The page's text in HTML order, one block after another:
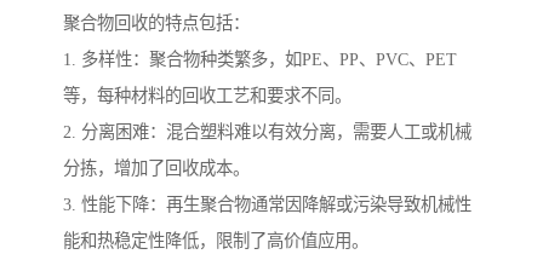
聚合物回收的特点包括：
1. 多样性：聚合物种类繁多，如PE、PP、PVC、PET
等，每种材料的回收工艺和要求不同。
2. 分离困难：混合塑料难以有效分离，需要人工或机械
分拣，增加了回收成本。
3. 性能下降：再生聚合物通常因降解或污染导致机械性
能和热稳定性降低，限制了高价值应用。